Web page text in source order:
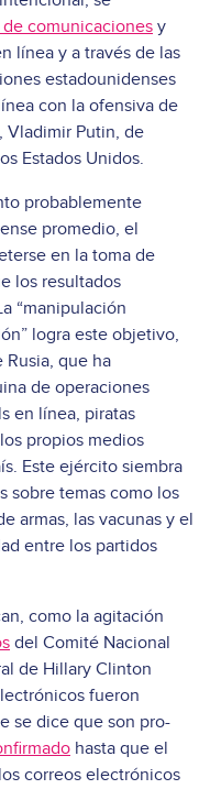
comunicacionesy
línea y a través de las
estadounidenses
con la ofensiva de
Vladimir Putin, de
Estados Unidos.
probablemente
promedio, el
en la toma de
los resultados
“manipulación
logra este objetivo,
que ha
de operaciones
en línea, piratas
propios medios
Este ejército siembra
sobre temas como los
armas, las vacunas y el
entre los partidos
como la agitación
del Comité Nacional
de Hillary Clinton
fueron
se dice que son pro-
hasta que el
correos electrónicos